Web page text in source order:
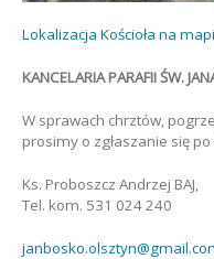
Lokalizacja Kościoła na
KANCELARIA PARAFII ŚW.
W sprawach chrztów,
prosimy o zgłaszanie się
Ks. Proboszcz Andrzej BAJ,
Tel. kom. 531 024 240